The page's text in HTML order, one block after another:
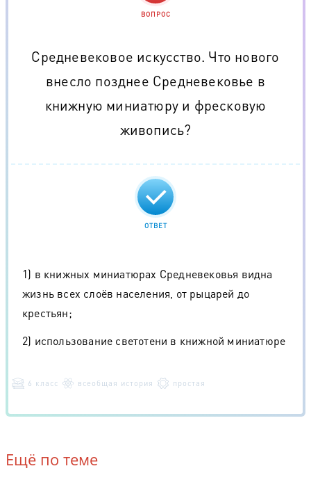
ВОПРОС
Средневековое искусство. Что нового
внесло позднее Средневековье в
книжную миниатюру и фресковую
живопись?
ОТВЕТ
1) в книжных миниатюрах Средневековья видна
жизнь всех слоёв населения, от рыцарей до
крестьян;
2) использование светотени в книжной миниатюре
6 класс всеобщая история простая
Ещё по теме